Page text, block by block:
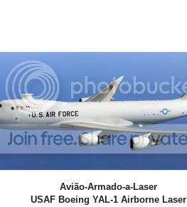
Avião-Armado-a-Laser
USAF Boeing YAL-1 Airborne Laser